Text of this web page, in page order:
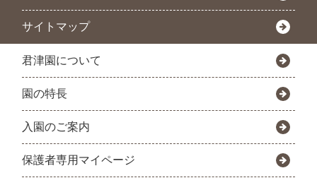
サイトマップ
君津園について
園の特長
入園のご案内
保護者専用マイページ